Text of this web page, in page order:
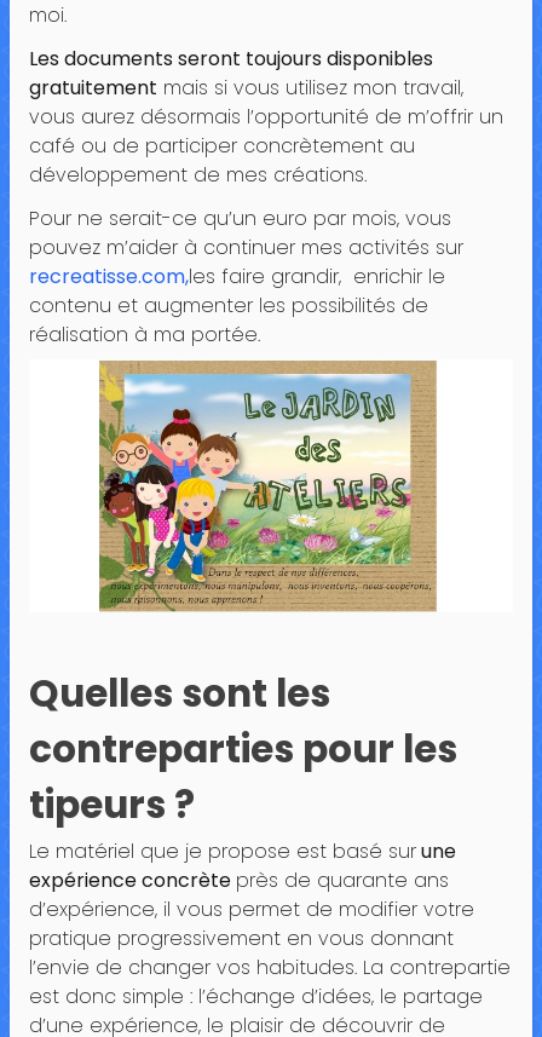
moi.
Les documents seront toujours disponibles
gratuitement mais si vous utilisez mon travail,
vous aurez désormais l’opportunité de m’offrir un
café ou de participer concrètement au
développement de mes créations.
Pour ne serait-ce qu’un euro par mois, vous
pouvez m’aider à continuer mes activités sur
recreatisse.com,les faire grandir, enrichir le
contenu et augmenter les possibilités de
réalisation à ma portée.
Quelles sont les
contreparties pour les
tipeurs ?
Le matériel que je propose est basé surune
expérience concrète près de quarante ans
d’expérience, il vous permet de modifier votre
pratique progressivement en vous donnant
l’envie de changer vos habitudes. La contrepartie
est donc simple : l’échange d’idées, le partage
d’une expérience, le plaisir de découvrir de